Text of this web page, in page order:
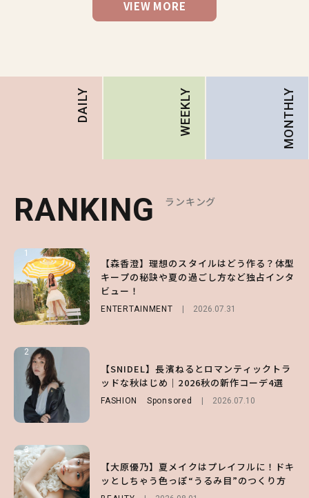
VIEW MORE
DAILY WEEKLY MONTHLY
RANKING ランキング
1
【森香澄】理想のスタイルはどう作る？体型
キープの秘訣や夏の過ごし方など独占インタ
ビュー！
ENTERTAINMENT 2026.07.31
2
【SNIDEL】長濱ねるとロマンティックトラ
ッドな秋はじめ｜2026秋の新作コーデ4選
FASHION Sponsored 2026.07.10
3
【大原優乃】夏メイクはプレイフルに！ドキ
ッとしちゃう色っぽ“うるみ目”のつくり方
RANKING ランキング
1
【ハローキティ】がスシローと初コラボ♡
第1弾の気になるメニュー＆限定グッズを総
チェック！
LIFESTYLE 2026.07.31
2
くりくるし、すごく新鮮で心地いい」ヘアカ
ットの様子を独占でお届け♡
ENTERTAINMENT 2026.07.30
3
る⁉ 39店舗限定『My フルーツ³ フラペチー
ノ®』を徹底レポ♡
RANKING ランキング
1
【SNIDEL】長濱ねるとロマンティックトラ
ッドな秋はじめ｜2026秋の新作コーデ4選
2
ノ国屋コラボの“優秀保冷バッグ”は夏の強
い味方！【オトナミューズ9月号増刊】
3
げなく肌見せ！透け感のニュアンスを楽しめ
るマストハブアイテム4選